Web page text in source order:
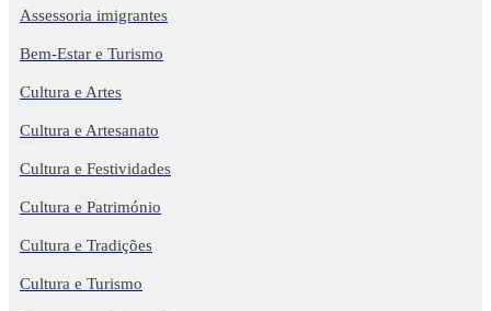
Assessoria imigrantes
Bem-Estar e Turismo
Cultura e Artes
Cultura e Artesanato
Cultura e Festividades
Cultura e Património
Cultura e Tradições
Cultura e Turismo